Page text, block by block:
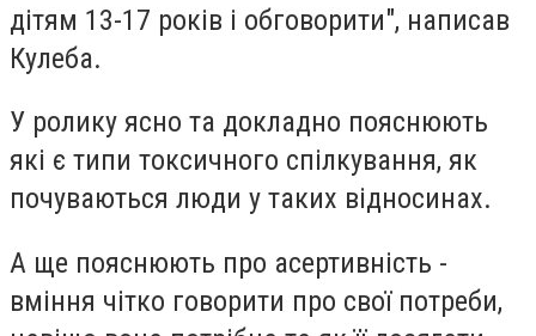
дітям 13-17 років і обговорити", написав
Кулеба.
У ролику ясно та докладно пояснюють
які є типи токсичного спілкування, як
почуваються люди у таких відносинах.
А ще пояснюють про асертивність -
вміння чітко говорити про свої потреби,